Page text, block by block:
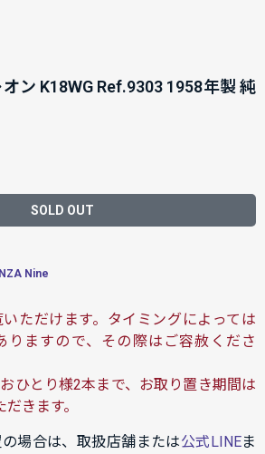
ン K18WG Ref.9303 1958年製 純
SOLD OUT
Nine
ただけます。タイミングによっては
りますので、その際はご容赦くださ
ひとり様2本まで、お取り置き期間は
きます。
場合は、取扱店舗または公式LINEま